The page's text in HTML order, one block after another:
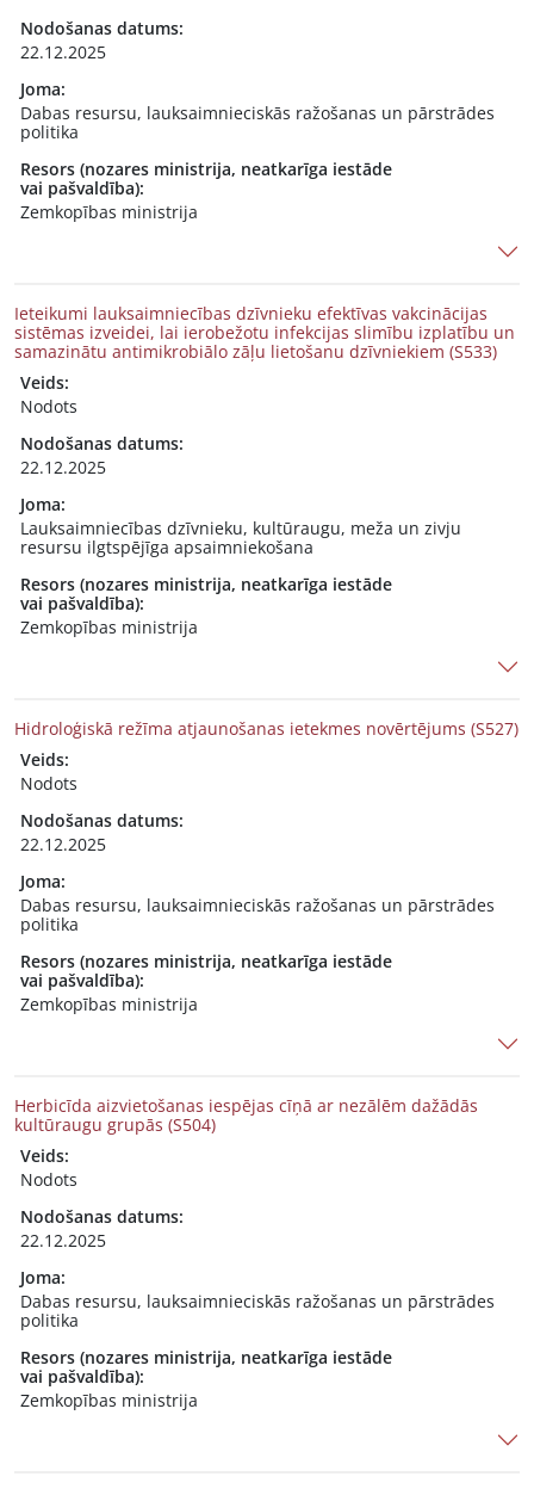
Nodošanas datums:
22.12.2025
Joma:
Dabas resursu, lauksaimnieciskās ražošanas un pārstrādes
politika
Resors (nozares ministrija, neatkarīga iestāde
vai pašvaldība):
Zemkopības ministrija
Ieteikumi lauksaimniecības dzīvnieku efektīvas vakcinācijas
sistēmas izveidei, lai ierobežotu infekcijas slimību izplatību un
samazinātu antimikrobiālo zāļu lietošanu dzīvniekiem (S533)
Veids:
Nodots
Nodošanas datums:
22.12.2025
Joma:
Lauksaimniecības dzīvnieku, kultūraugu, meža un zivju
resursu ilgtspējīga apsaimniekošana
Resors (nozares ministrija, neatkarīga iestāde
vai pašvaldība):
Zemkopības ministrija
Hidroloģiskā režīma atjaunošanas ietekmes novērtējums (S527)
Veids:
Nodots
Nodošanas datums:
22.12.2025
Joma:
Dabas resursu, lauksaimnieciskās ražošanas un pārstrādes
politika
Resors (nozares ministrija, neatkarīga iestāde
vai pašvaldība):
Zemkopības ministrija
Herbicīda aizvietošanas iespējas cīņā ar nezālēm dažādās
kultūraugu grupās (S504)
Veids:
Nodots
Nodošanas datums:
22.12.2025
Joma:
Dabas resursu, lauksaimnieciskās ražošanas un pārstrādes
politika
Resors (nozares ministrija, neatkarīga iestāde
vai pašvaldība):
Zemkopības ministrija